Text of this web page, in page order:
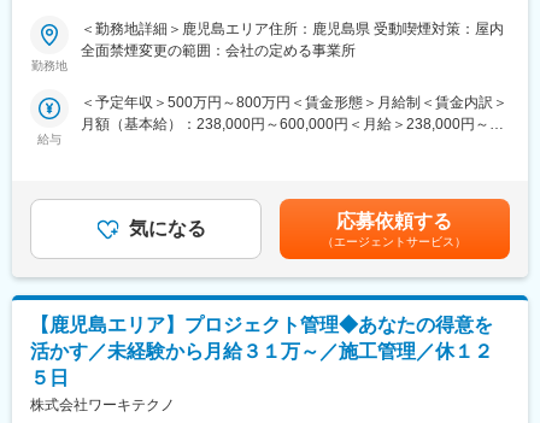
エンジニア一人ひとりの経験・スキル・将来像に合った案件アサ
インを行っています。
■ マッチング率80％
設計・評価・解析・生産技術など、担当工程・開発分野を重視し
案件が多数。
宇宙・航空機／半導体装置／自動車／家電／工作機械／医療機器
／鉄道・社会インフラなど、機電エンジニアの主戦場となる領域
を網羅しています。
■ 自社開発・新分野への挑戦も可能
機械・電気・制御技術を活かした自社製品・受託開発案件にも参
画可能。
勤務地
＜勤務地詳細＞鹿児島エリア住所：鹿児島県 受動喫煙対策：屋内
全面禁煙変更の範囲：会社の定める事業所
給与
＜予定年収＞500万円～800万円＜賃金形態＞月給制＜賃金内訳＞
月額（基本給）：238,000円～600,000円＜月給＞238,000円～
（30歳）・年収700万円／リーダー（3年目）（40歳）・年収850
万円／統括リーダー（45歳）賃金はあくまでも目安の金額であ
り、選考を通じて上下する可能性があります。月給(月額)は固定手
当を含めた表記です。
気になる 応募依頼する
（エージェントサービス）
【鹿児島エリア】プロジェクト管理◆あなたの得意を
活かす／未経験から月給３１万～／施工管理／休１２
５日
株式会社ワーキテクノ